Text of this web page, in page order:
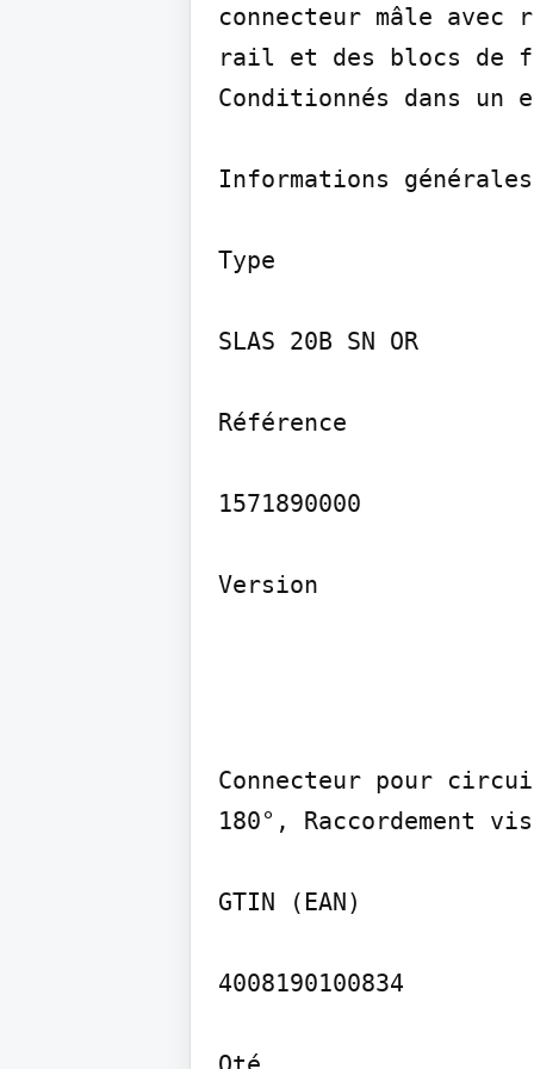
connecteur mâle
rail et des blocs de
Conditionnés dans un
Informations générales
Type
SLAS 20B SN OR
Référence
1571890000
Connecteur pour
180°, Raccordement
GTIN (EAN)
4008190100834